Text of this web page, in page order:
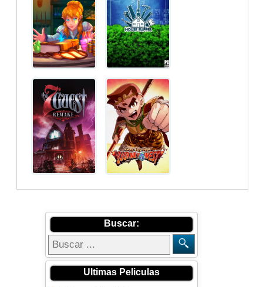
Buscar:
Ultimas Peliculas